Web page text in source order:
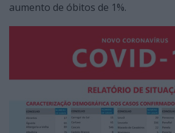
aumento de óbitos de 1%.